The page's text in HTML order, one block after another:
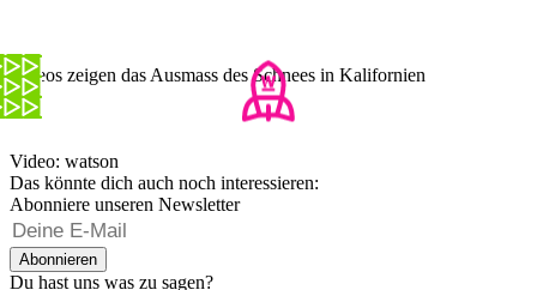
Videos zeigen das Ausmass des Schnees in Kalifornien
Video: watson
Das könnte dich auch noch interessieren:
Abonniere unseren Newsletter
Abonnieren
Du hast uns was zu sagen?